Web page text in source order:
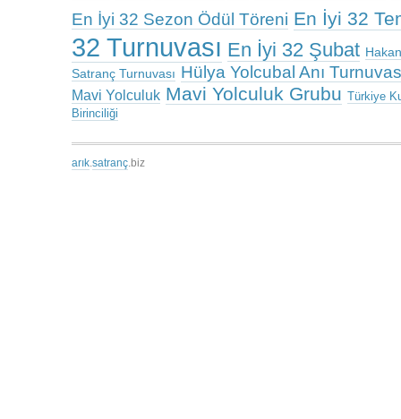
En İyi 32 Sezon Ödül Töreni En İyi 32
32 Turnuvası En İyi 32 Şubat
Satranç Turnuvası Hülya Yolcubal Anı
Mavi Yolculuk Mavi Yolculuk Grubu Türkiye
Birinciliği
arık.satranç.biz